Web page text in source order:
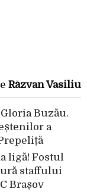
Răzvan Vasiliu
Buzău.
a
ligă! Fostul
staffului
Brașov